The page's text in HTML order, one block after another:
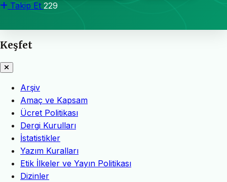
Takip Et 229
Keşfet
Arşiv
Amaç ve Kapsam
Ücret Politikası
Dergi Kurulları
İstatistikler
Yazım Kuralları
Etik İlkeler ve Yayın Politikası
Dizinler